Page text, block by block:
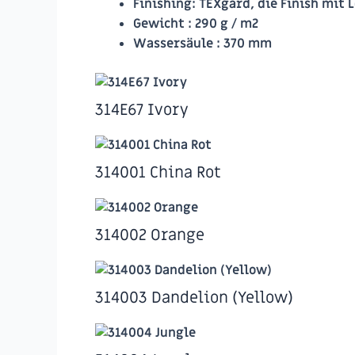
Finishing: TEXgard, die Finish mit
Gewicht : 290 g / m2
Wassersäule : 370 mm
314E67 Ivory
314001 China Rot
314002 Orange
314003 Dandelion (Yellow)